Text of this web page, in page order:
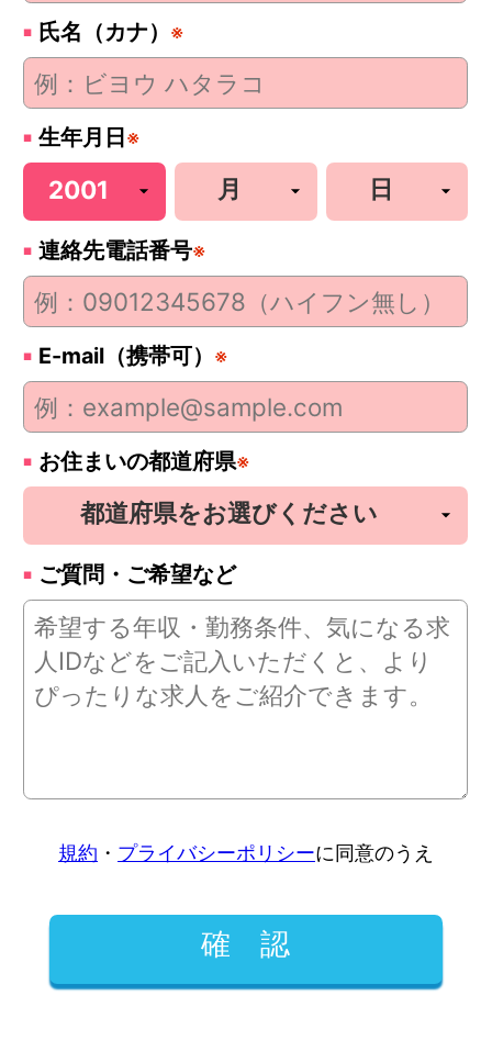
氏名（カナ） ※
生年月日 ※
連絡先電話番号※
E-mail（携帯可） ※
お住まいの都道府県※
ご質問・ご希望など
規約 ・ プライバシーポリシーに同意のうえ